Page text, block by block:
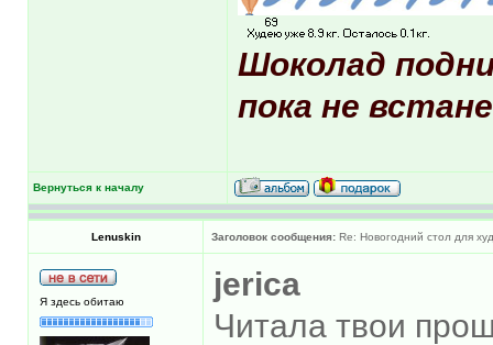
Шоколад
пока не
Вернуться к началу
Lenuskin Заголовок сообщения: Re: Новогодний стол для
Я здесь обитаю
jerica
Читала твои